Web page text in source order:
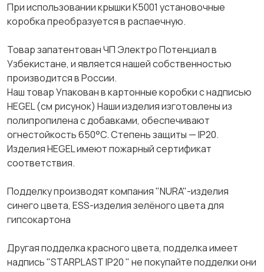
При использовании крышки K5001 установочные
коробка преобразуется в распаечную.
Товар запатентован ЧП Электро Потенциал в
Узбекистане, и является нашей собственностью
производится в России.
Наш товар Упакован в картонные коробки с надписью
HEGEL (см рисунок) Наши изделия изготовлены из
полипропилена с добавками, обеспечивают
огнестойкость 650°C. Степень защиты — IP20.
Изделия HEGEL имеют пожарный сертификат
соответствия.
Подделку производят компания "NURA"-изделия
синего цвета, ESS-изделия зелёного цвета для
гипсокартона
Другая подделка красного цвета, подделка имеет
надпись "STARPLAST IP20 " не покупайте подделки они